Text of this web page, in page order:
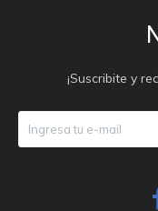
¡Suscribite y